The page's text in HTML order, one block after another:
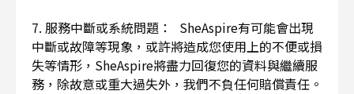
7. 服務中斷或系統問題： SheAspire有可能會出現
中斷或故障等現象，或許將造成您使用上的不便或損
失等情形，SheAspire將盡力回復您的資料與繼續服
務，除故意或重大過失外，我們不負任何賠償責任。